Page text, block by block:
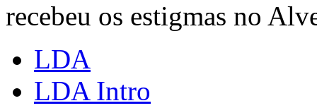
recebeu os estigmas no
LDA
LDA Intro